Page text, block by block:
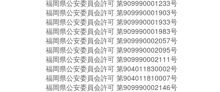
福岡県公安委員会許可 第909990001233号
福岡県公安委員会許可 第909990001903号
福岡県公安委員会許可 第909990001933号
福岡県公安委員会許可 第909990001983号
福岡県公安委員会許可 第909990002057号
福岡県公安委員会許可 第909990002095号
福岡県公安委員会許可 第909990002111号
福岡県公安委員会許可 第904011830002号
福岡県公安委員会許可 第904011810007号
福岡県公安委員会許可 第909990002146号